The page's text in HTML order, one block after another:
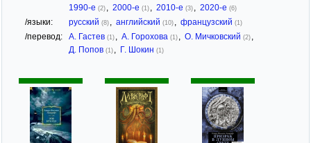
1990-е (2) 2000-е (1) 2010-е (3) 2020-е (6)
/языки: русский (8) английский (10) французский (1)
/перевод: А. Гастев (1) А. Горохова (1) О. Мичковский (2)
Д. Попов (1) Г. Шокин (1)